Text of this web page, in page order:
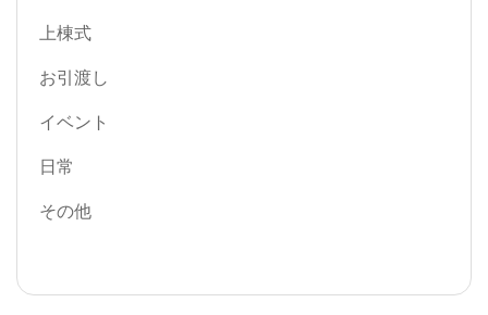
上棟式
お引渡し
イベント
日常
その他